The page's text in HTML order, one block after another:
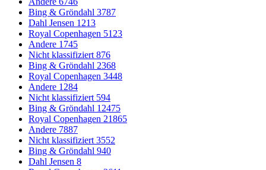
Bing & Gröndahl 3787
Dahl Jensen 1213
Royal Copenhagen 5123
Andere 1745
Nicht klassifiziert 876
Bing & Gröndahl 2368
Royal Copenhagen 3448
Andere 1284
Nicht klassifiziert 594
Bing & Gröndahl 12475
Royal Copenhagen 21865
Andere 7887
Nicht klassifiziert 3552
Bing & Gröndahl 940
Dahl Jensen 8